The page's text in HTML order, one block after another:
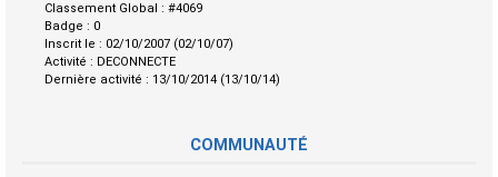
Classement Global : #4069
Badge : 0
Inscrit le : 02/10/2007 (02/10/07)
Activité : DECONNECTE
Dernière activité : 13/10/2014 (13/10/14)
COMMUNAUTÉ